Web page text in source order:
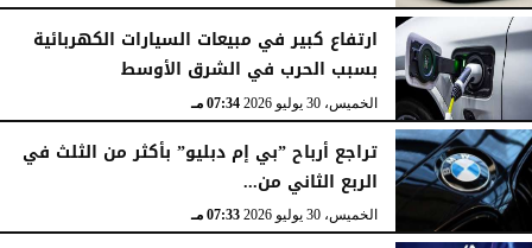
ارتفاع كبير في مبيعات السيارات الكهربائية
بسبب الحرب في الشرق الأوسط
الخميس، 30 يوليو 2026 07:34 مـ
تراجع أرباح ”بي إم دبليو” بأكثر من الثلث في
الربع الثاني من...
الخميس، 30 يوليو 2026 07:33 مـ